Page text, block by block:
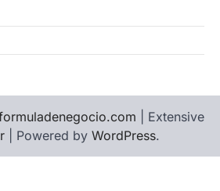
| Extensive
| Powered by WordPress.